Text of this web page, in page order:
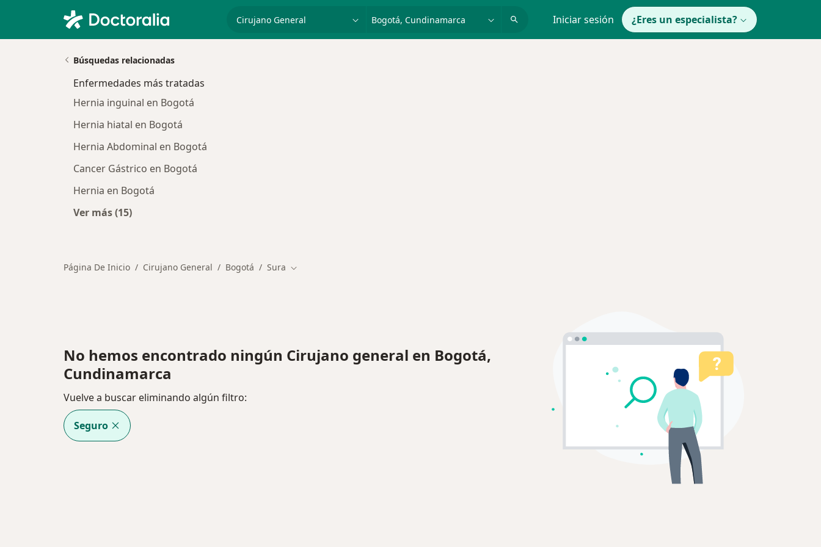
especialidad, enfermedad o nombre
p. ej. Bogotá Iniciar sesión ¿Eres un especialista?
Búsquedas relacionadas
Enfermedades más tratadas
Hernia inguinal en Bogotá
Hernia hiatal en Bogotá
Hernia Abdominal en Bogotá
Cancer Gástrico en Bogotá
Hernia en Bogotá
Ver más (15)
Página De Inicio Cirujano General Bogotá Sura Cambiar de ciudad
No hemos encontrado ningún Cirujano general en Bogotá,
Cundinamarca
Vuelve a buscar eliminando algún filtro:
Seguro